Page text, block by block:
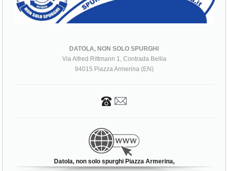
DATOLA, NON SOLO SPURGHI
Via Alfred Rittmann 1, Contrada Bellia
94015 Piazza Armerina (EN)
Datola, non solo spurghi Piazza Armerina,